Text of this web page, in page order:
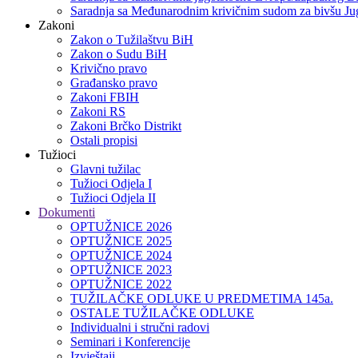
Saradnja sa Međunarodnim krivičnim sudom za bivšu
Zakoni
Zakon o Тužilaštvu BiH
Zakon o Sudu BiH
Krivično pravo
Građansko pravo
Zakoni FBIH
Zakoni RS
Zakoni Brčko Distrikt
Ostali propisi
Tužioci
Glavni tužilac
Tužioci Odjela I
Tužioci Odjela II
Dokumenti
OPTUŽNICE 2026
OPTUŽNICE 2025
OPTUŽNICE 2024
OPTUŽNICE 2023
OPTUŽNICE 2022
TUŽILAČKE ODLUKE U PREDMETIMA 145a.
OSTALE TUŽILAČKE ODLUKE
Individualni i stručni radovi
Seminari i Konferencije